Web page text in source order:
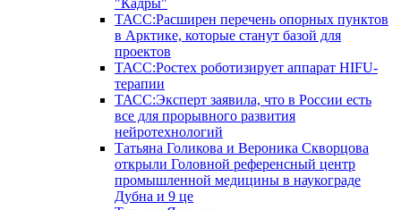
"Кадры"
ТАСС:Расширен перечень опорных пунктов
в Арктике, которые станут базой для
проектов
ТАСС:Ростех роботизирует аппарат HIFU-
терапии
ТАСС:Эксперт заявила, что в России есть
все для прорывного развития
нейротехнологий
Татьяна Голикова и Вероника Скворцова
открыли Головной референсный центр
промышленной медицины в наукограде
Дубна и 9 це